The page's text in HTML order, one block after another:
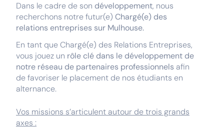
Dans le cadre de son développement, nous
recherchons notre futur(e) Chargé(e) des
relations entreprises sur Mulhouse.
En tant que Chargé(e) des Relations Entreprises,
vous jouez un rôle clé dans le développement de
notre réseau de partenaires professionnels afin
de favoriser le placement de nos étudiants en
alternance.
Vos missions s’articulent autour de trois grands
axes :